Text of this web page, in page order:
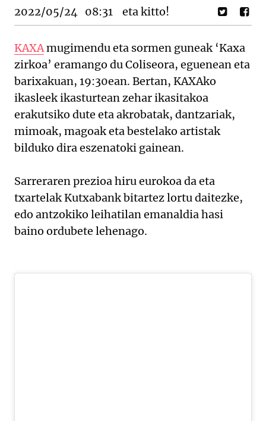
2022/05/24 08:31 eta kitto!
KAXAmugimendu eta sormen guneak ‘Kaxa
zirkoa’ eramango du Coliseora, eguenean eta
barixakuan, 19:30ean. Bertan, KAXAko
ikasleek ikasturtean zehar ikasitakoa
erakutsiko dute eta akrobatak, dantzariak,
mimoak, magoak eta bestelako artistak
bilduko dira eszenatoki gainean.
Sarreraren prezioa hiru eurokoa da eta
txartelak Kutxabank bitartez lortu daitezke,
edo antzokiko leihatilan emanaldia hasi
baino ordubete lehenago.